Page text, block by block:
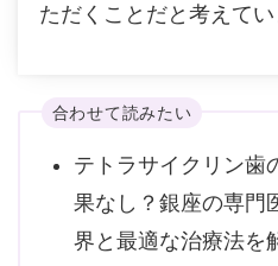
ただくことだと考えてい
合わせて読みたい
テトラサイクリン歯
果なし？銀座の専門
界と最適な治療法を